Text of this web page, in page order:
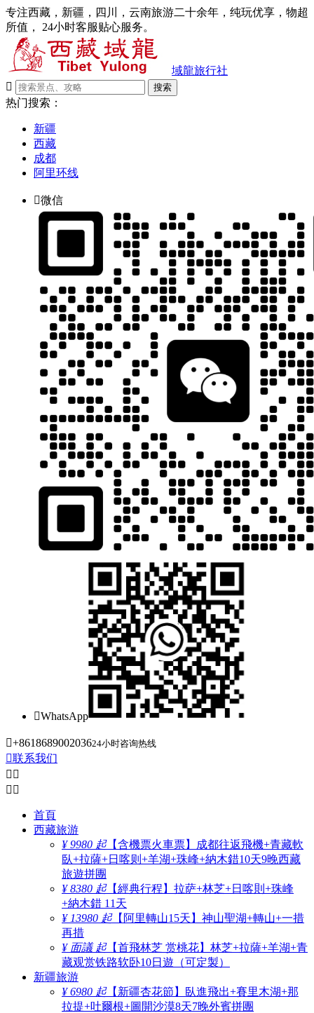
专注西藏，新疆，四川，云南旅游二十余年，纯玩优享，物超
所值， 24小时客服贴心服务。
域龍旅行社

搜索
热门搜索：
新疆
西藏
成都
阿里环线
微信
WhatsApp
+861868900203624小时咨询热线
联系我们
 
 
首頁
西藏旅游
¥ 9980 起【含機票火車票】成都往返飛機+青藏軟
臥+拉薩+日喀则+羊湖+珠峰+納木錯10天9晚西藏
旅遊拼團
¥ 8380 起【經典行程】拉萨+林芝+日喀則+珠峰
+納木錯 11天
¥ 13980 起【阿里轉山15天】神山聖湖+轉山+一措
再措
¥ 面議 起【首飛林芝 赏桃花】林芝+拉薩+羊湖+青
藏观赏铁路软卧10日遊（可定製）
新疆旅游
¥ 6980 起【新疆杏花節】臥進飛出+賽里木湖+那
拉提+吐爾根+圖開沙漠8天7晚外賓拼團